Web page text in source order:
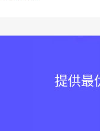
提供最